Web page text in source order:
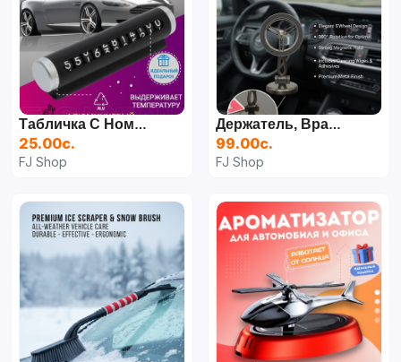
Табличка С Номером Телефона Для Автомобиля, Автовизитка Для Парковки
25.00с.
FJ Shop
Держатель, Вращающийся На 360 Градусов, Для Автомобиля Magsafe
99.00с.
FJ Shop